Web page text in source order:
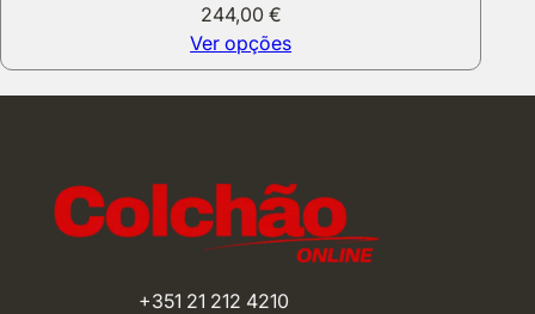
244,00 €
Ver opções
+351 21 212 4210